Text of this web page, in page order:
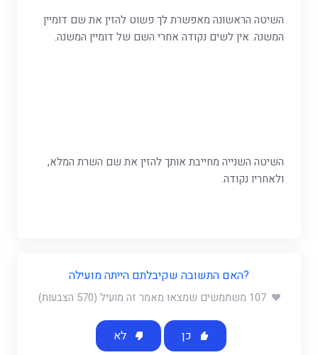
השיטה הראשונה מאפשרת לך פשוט להזין את שם דומיין
המשנה. אין לשים נקודה אחרי השם של דומיין המשנה.
השיטה השנייה מחייבת אותך להזין את שם השרת המלא,
ולאחריו נקודה.
?האם התשובה שקיבלתם הייתה מועילה
107 משתמשים שמצאו מאמר זה מועיל (570 הצבעות)
כן לא